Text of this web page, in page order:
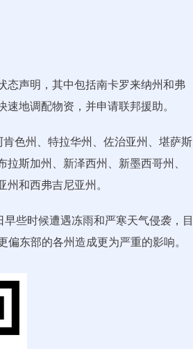
声明，其中包括南卡罗来纳州和弗
地调配物资，并申请联邦援助。
色州、特拉华州、佐治亚州、堪萨斯
斯加州、新泽西州、新墨西哥州、
和西弗吉尼亚州。
些时候遭遇冻雨和严寒天气侵袭，目
东部的各州造成更为严重的影响。